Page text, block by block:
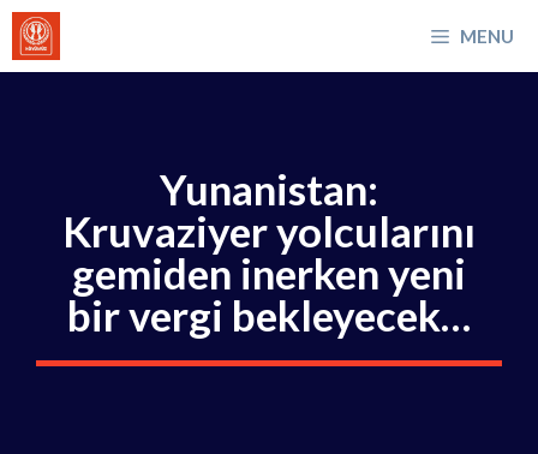
İçeriğe
atla
MENU
Yunanistan:
Kruvaziyer yolcularını
gemiden inerken yeni
bir vergi bekleyecek…